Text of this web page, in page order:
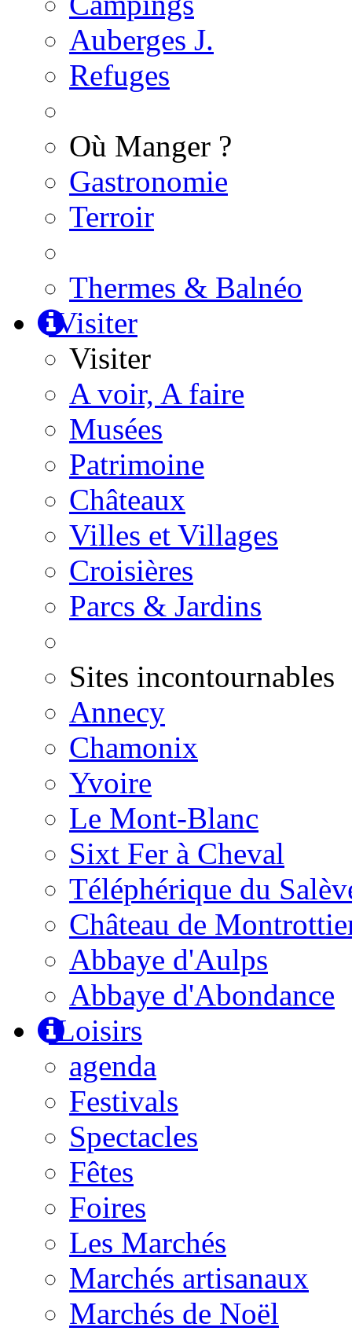
Auberges J.
Refuges
Où Manger ?
Gastronomie
Terroir
Thermes & Balnéo
Visiter
Visiter
A voir, A faire
Musées
Patrimoine
Châteaux
Villes et Villages
Croisières
Parcs & Jardins
Sites incontournables
Annecy
Chamonix
Yvoire
Le Mont-Blanc
Sixt Fer à Cheval
Téléphérique du
Château de
Abbaye d'Aulps
Abbaye d'Abondance
Loisirs
agenda
Festivals
Spectacles
Fêtes
Foires
Les Marchés
Marchés artisanaux
Marchés de Noël